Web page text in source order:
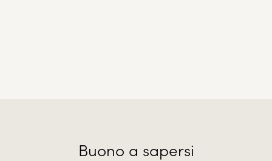
Buono a sapersi